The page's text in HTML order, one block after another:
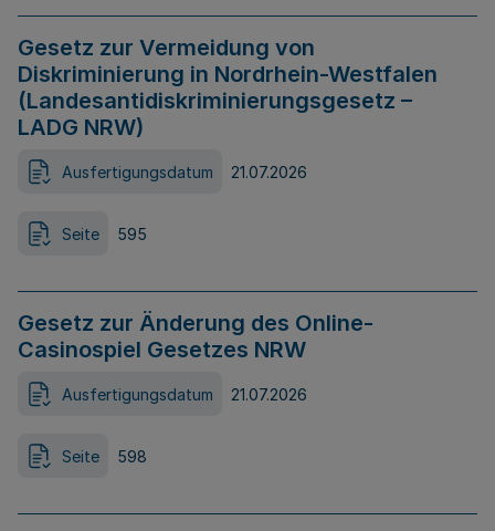
Gesetz zur Vermeidung von
Diskriminierung in Nordrhein-Westfalen
(Landesantidiskriminierungsgesetz –
LADG NRW)
Ausfertigungsdatum 21.07.2026
Seite 595
Gesetz zur Änderung des Online-
Casinospiel Gesetzes NRW
Ausfertigungsdatum 21.07.2026
Seite 598